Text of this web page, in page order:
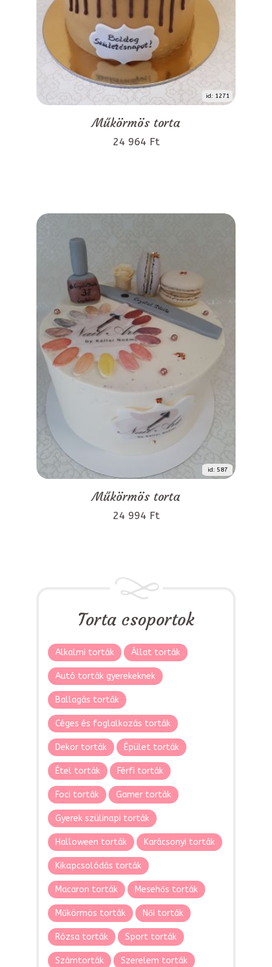
id: 1271
Műkörmös torta
24 964 Ft
id: 587
Műkörmös torta
24 994 Ft
Torta csoportok
Alkalmi torták Állat torták
Autó torták gyerekeknek
Ballagás torták
Céges és foglalkozás torták
Dekor torták Épület torták
Étel torták Férfi torták
Foci torták Gamer torták
Gyerek szülinapi torták
Halloween torták Karácsonyi torták
Kikapcsolódás torták
Macaron torták Mesehős torták
Műkörmös torták Női torták
Rózsa torták Sport torták
Számtorták Szerelem torták